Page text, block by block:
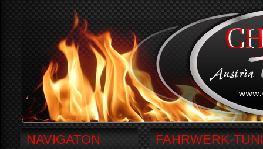
FAHRWERK-
NAVIGATON